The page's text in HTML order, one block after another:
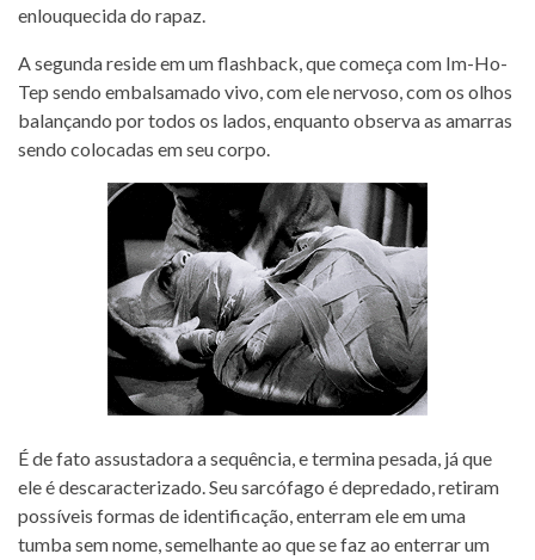
enlouquecida do rapaz.
A segunda reside em um flashback, que começa com Im-Ho-
Tep sendo embalsamado vivo, com ele nervoso, com os olhos
balançando por todos os lados, enquanto observa as amarras
sendo colocadas em seu corpo.
É de fato assustadora a sequência, e termina pesada, já que
ele é descaracterizado. Seu sarcófago é depredado, retiram
possíveis formas de identificação, enterram ele em uma
tumba sem nome, semelhante ao que se faz ao enterrar um